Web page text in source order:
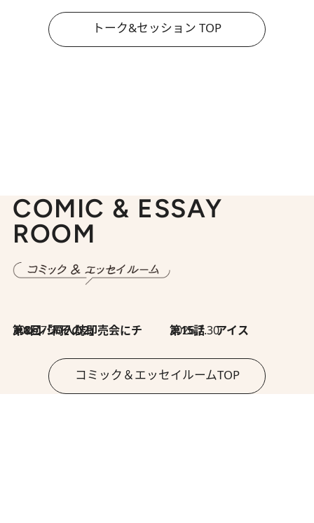
トーク&セッション TOP
COMIC & ESSAY
ROOM
2026.7.30
第8回「同人誌即売会にチャレンジ その2」 2026.7.30
第15話 アイス
コミック＆エッセイルームTOP